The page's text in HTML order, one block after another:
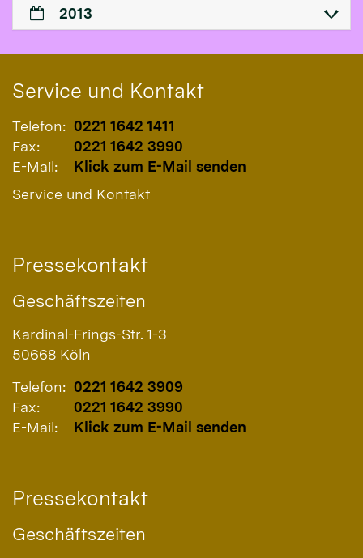
2013
Service und Kontakt
Telefon: 0221 1642 1411
Fax:
0221 1642 3990
E-Mail:
Klick zum E-Mail senden
Service und Kontakt
Pressekontakt
Geschäftszeiten
Kardinal-Frings-Str. 1-3
50668 Köln
Telefon: 0221 1642 3909
Fax:
0221 1642 3990
E-Mail:
Klick zum E-Mail senden
Pressekontakt
Geschäftszeiten